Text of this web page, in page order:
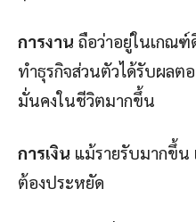
การงาน ถือว่าอยู่ในเกณฑ์
ทำธุรกิจส่วนตัวได้รับผลต
มั่นคงในชีวิตมากขึ้น
การเงิน แม้รายรับมากขึ้น
ต้องประหยัด